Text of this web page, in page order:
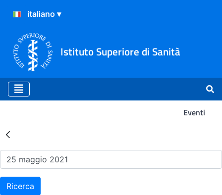
Istituto Superiore di Sanità
Eventi
Risultati della Ricerca -
Ricerca